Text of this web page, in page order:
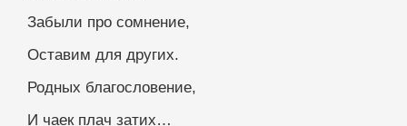
  Забыли про сомнение,
  Оставим для других.
  Родных благословение,
  И чаек плач затих…